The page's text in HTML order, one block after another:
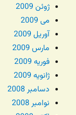
ژوئن 2009
می 2009
آوریل 2009
مارس 2009
فوریه 2009
ژانویه 2009
دسامبر 2008
نوامبر 2008